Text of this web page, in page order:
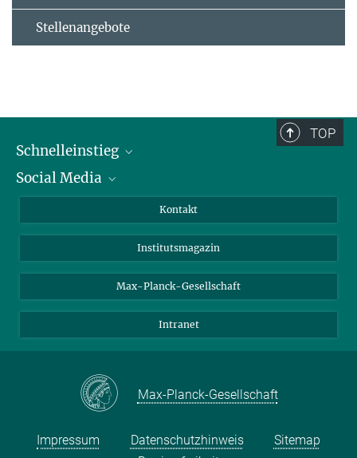
Stellenangebote
TOP
Schnelleinstieg
Alumni
Fördernde
Schulen
Studierende
Social Media
Bluesky
Facebook
YouTube
Kontakt
Institutsmagazin
Max-Planck-Gesellschaft
Intranet
Max-Planck-Gesellschaft
Impressum Datenschutzhinweis
Sitemap